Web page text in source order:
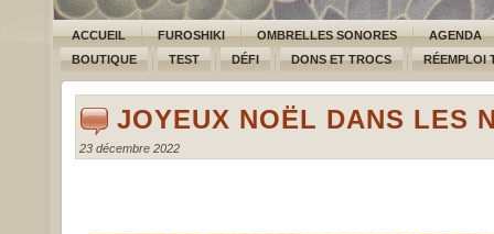
ACCUEIL FUROSHIKI OMBRELLES SONORES
AGENDA
BOUTIQUE
TEST DÉFI DONS ET TROCS RÉEMPLOI
JOYEUX NOËL DANS LES
23 décembre 2022